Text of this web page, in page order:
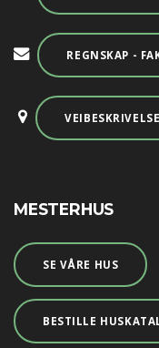
REGNSKAP -
MESTERHUS
SE VÅRE HUS
BESTILLE